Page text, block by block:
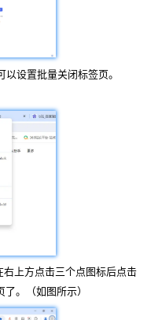
设置批量关闭标签页。
上方点击三个点图标后点击
。（如图所示）